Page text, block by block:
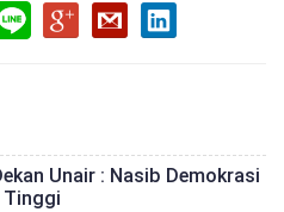
Unair : Nasib Demokrasi
Tinggi